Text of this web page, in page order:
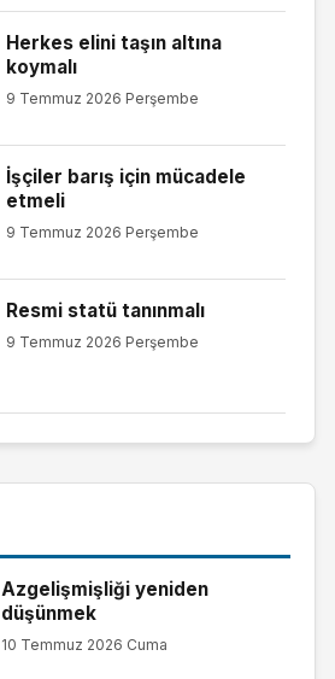
Herkes elini taşın altına
koymalı
9 Temmuz 2026 Perşembe
İşçiler barış için mücadele
etmeli
9 Temmuz 2026 Perşembe
Resmi statü tanınmalı
9 Temmuz 2026 Perşembe
Azgelişmişliği yeniden
düşünmek
10 Temmuz 2026 Cuma